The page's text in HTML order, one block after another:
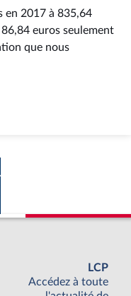
en 2017 à 835,64
euros seulement
que nous
LCP
Accédez à toute